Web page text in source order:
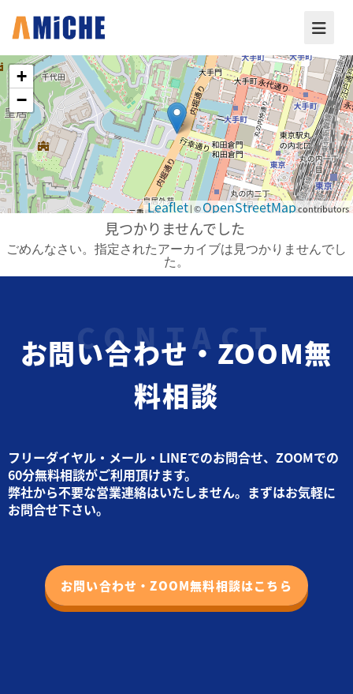
+
−
Leaflet| ©OpenStreetMapcontributors
見つかりませんでした
ごめんなさい。指定されたアーカイブは見つかりませんでし
た。
お問い合わせ・ZOOM無
料相談
フリーダイヤル・メール・LINEでのお問合せ、ZOOMでの
60分無料相談がご利用頂けます。
弊社から不要な営業連絡はいたしません。まずはお気軽に
お問合せ下さい。
お問い合わせ・ZOOM無料相談はこちら